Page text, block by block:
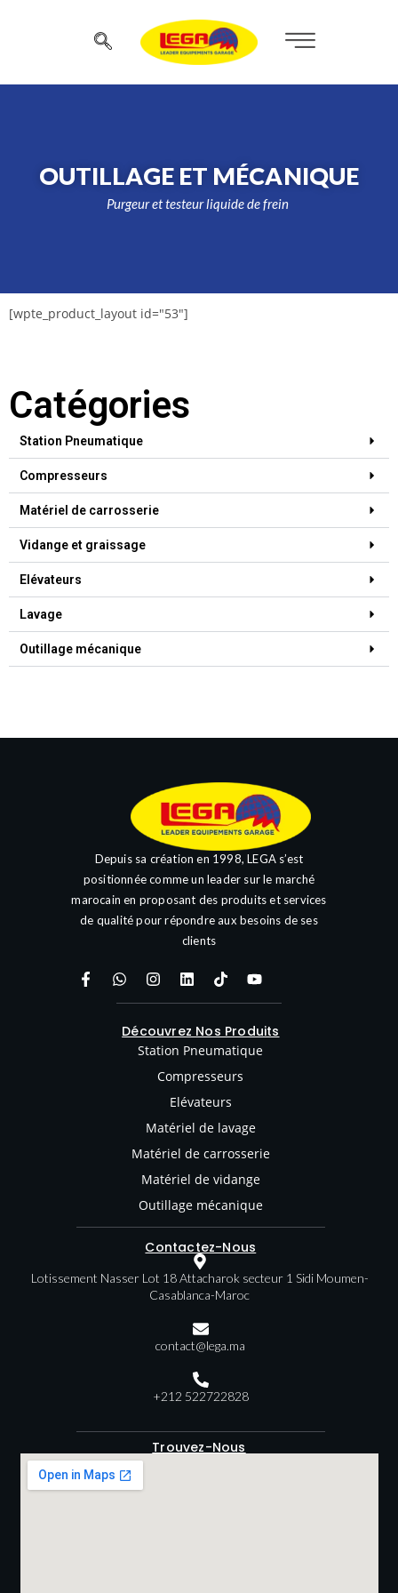
OUTILLAGE ET MÉCANIQUE
Purgeur et testeur liquide de frein
Catégories
Station Pneumatique
Compresseurs
Matériel de carrosserie
Vidange et graissage
Elévateurs
Lavage
Outillage mécanique
[wpte_product_layout id="53"]
Depuis sa création en 1998, LEGA s’est
positionnée comme un leader sur le marché
marocain en proposant des produits et services
de qualité pour répondre aux besoins de ses
clients
Découvrez Nos Produits
Station Pneumatique
Compresseurs
Elévateurs
Matériel de lavage
Matériel de carrosserie
Matériel de vidange
Outillage mécanique
Contactez-Nous
Lotissement Nasser Lot 18 Attacharok secteur 1 Sidi Moumen-
Casablanca-Maroc
contact@lega.ma
+212 522722828
Trouvez-Nous